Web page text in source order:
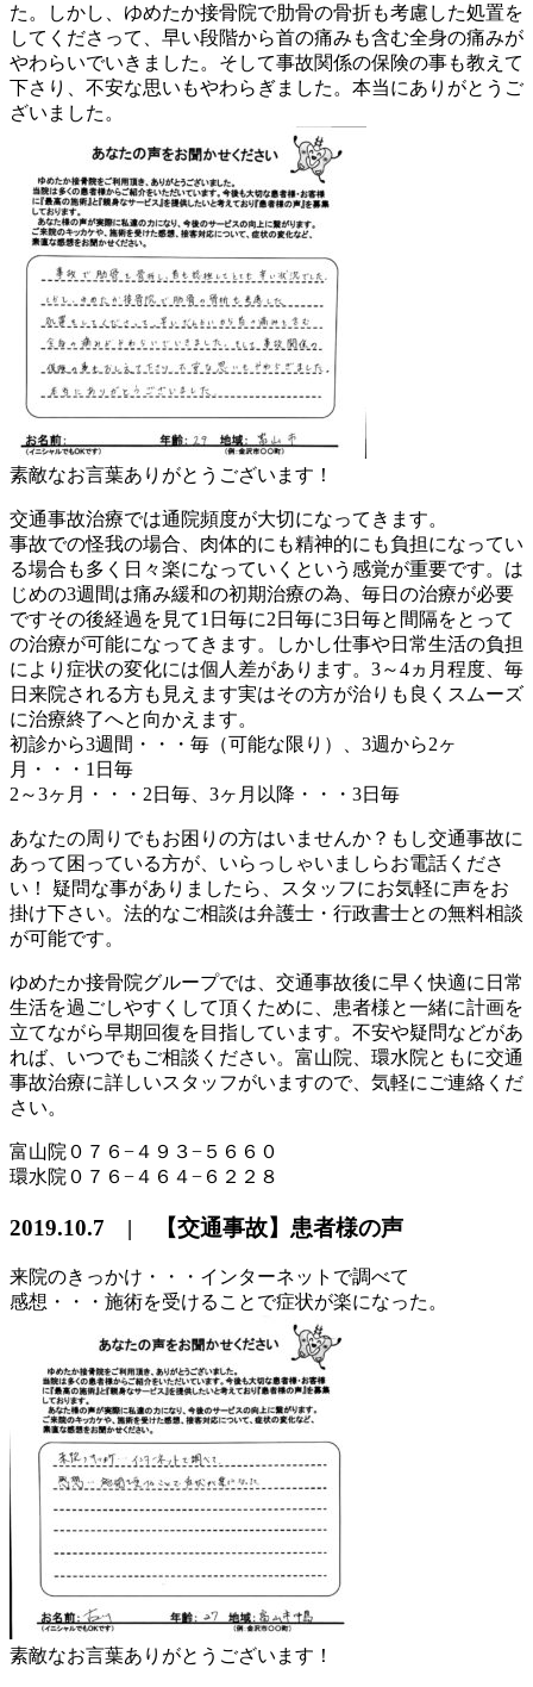
た。しかし、ゆめたか接骨院で肋骨の骨折も考慮した処置を
してくださって、早い段階から首の痛みも含む全身の痛みが
やわらいでいきました。そして事故関係の保険の事も教えて
下さり、不安な思いもやわらぎました。本当にありがとうご
ざいました。
素敵なお言葉ありがとうございます！
交通事故治療では通院頻度が大切になってきます。
事故での怪我の場合、肉体的にも精神的にも負担になってい
る場合も多く日々楽になっていくという感覚が重要です。は
じめの3週間は痛み緩和の初期治療の為、毎日の治療が必要
ですその後経過を見て1日毎に2日毎に3日毎と間隔をとって
の治療が可能になってきます。しかし仕事や日常生活の負担
により症状の変化には個人差があります。3～4ヵ月程度、毎
日来院される方も見えます実はその方が治りも良くスムーズ
に治療終了へと向かえます。
初診から3週間・・・毎（可能な限り）、3週から2ヶ
月・・・1日毎
2～3ヶ月・・・2日毎、3ヶ月以降・・・3日毎
あなたの周りでもお困りの方はいませんか？もし交通事故に
あって困っている方が、いらっしゃいましらお電話くださ
い！ 疑問な事がありましたら、スタッフにお気軽に声をお
掛け下さい。法的なご相談は弁護士・行政書士との無料相談
が可能です。
ゆめたか接骨院グループでは、交通事故後に早く快適に日常
生活を過ごしやすくして頂くために、患者様と一緒に計画を
立てながら早期回復を目指しています。不安や疑問などがあ
れば、いつでもご相談ください。富山院、環水院ともに交通
事故治療に詳しいスタッフがいますので、気軽にご連絡くだ
さい。
富山院０７６−４９３−５６６０
環水院０７６−４６４−６２２８
2019.10.7 | 【交通事故】患者様の声
来院のきっかけ・・・インターネットで調べて
感想・・・施術を受けることで症状が楽になった。
素敵なお言葉ありがとうございます！